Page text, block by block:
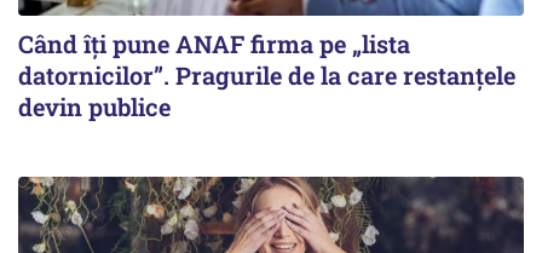
Când îți pune ANAF firma pe „lista
datornicilor”. Pragurile de la care restanțele
devin publice